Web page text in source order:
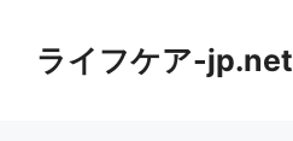
ライフケア-jp.net